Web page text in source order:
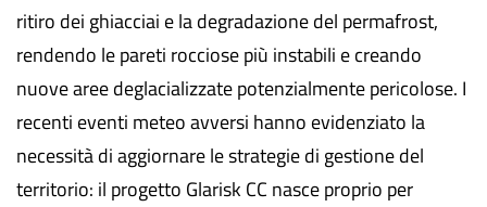
ritiro dei ghiacciai e la degradazione del permafrost,
rendendo le pareti rocciose più instabili e creando
nuove aree deglacializzate potenzialmente pericolose. I
recenti eventi meteo avversi hanno evidenziato la
necessità di aggiornare le strategie di gestione del
territorio: il progetto Glarisk CC nasce proprio per